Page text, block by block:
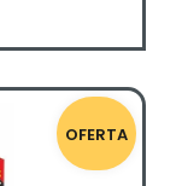
OFERTA